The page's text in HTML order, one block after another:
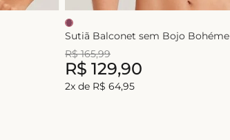
Sutiã Balconet sem Bojo Bohéme
R$ 165,99
R$ 129,90
2x de R$ 64,95